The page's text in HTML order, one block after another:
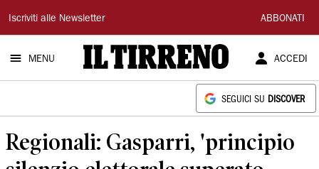
Il
Tirreno
Iscriviti alle Newsletter ABBONATI
MENU ACCEDI
SEGUICI SU DISCOVER
Regionali: Gasparri, 'principio